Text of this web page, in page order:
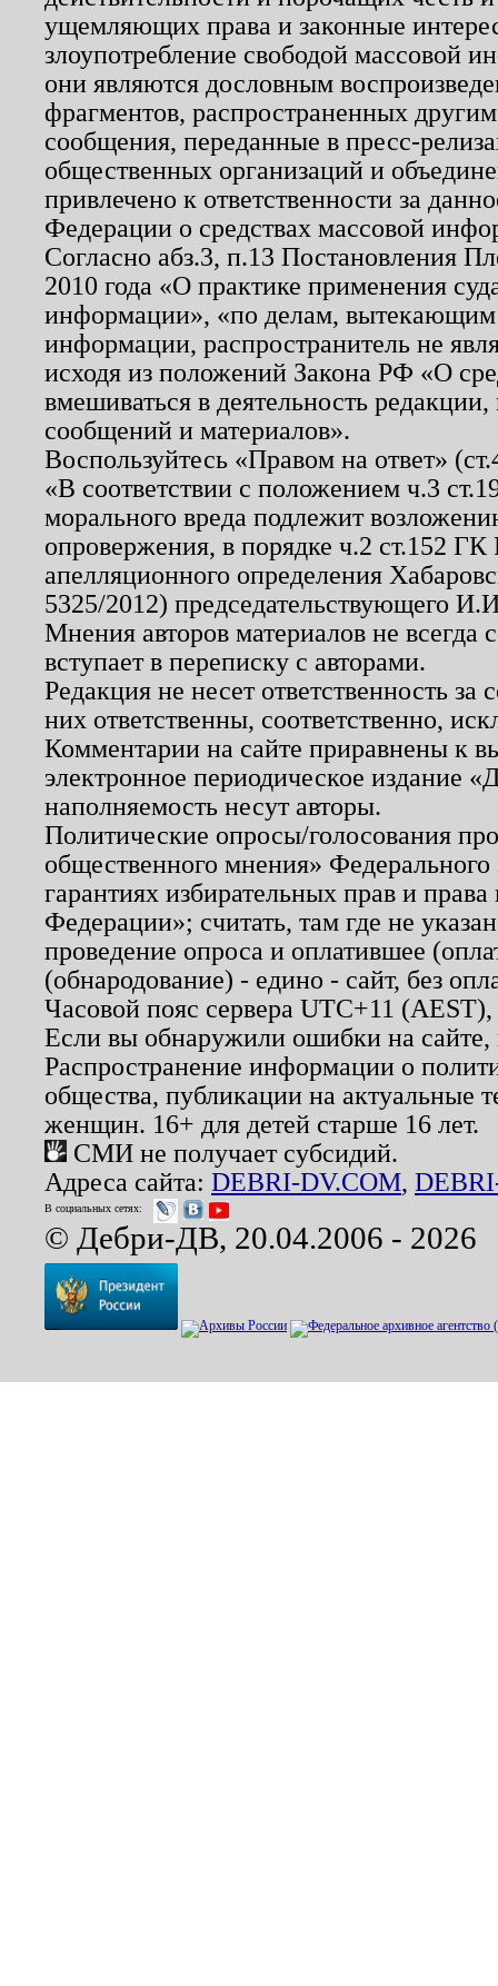
ущемляющих права и законные
злоупотребление свободой массовой
они являются дословным
фрагментов, распространенных
сообщения, переданные в пресс-
общественных организаций и
привлечено к ответственности за
Федерации о средствах массовой
Согласно абз.3, п.13 Постановления
2010 года «О практике применения
информации», «по делам, вытекающим
информации, распространитель не
исходя из положений Закона РФ «О
вмешиваться в деятельность
сообщений и материалов».
Воспользуйтесь «Правом на ответ»
«В соответствии с положением ч.3
морального вреда подлежит
опровержения, в порядке ч.2 ст.152
апелляционного определения
5325/2012) председательствующего
Мнения авторов материалов не
вступает в переписку с авторами.
Редакция не несет ответственность
них ответственны, соответственно,
Комментарии на сайте приравнены к
электронное периодическое издание
наполняемость несут авторы.
Политические опросы/голосования
общественного мнения»
гарантиях избирательных прав и
Федерации»; считать, там где не
проведение опроса и оплатившее
(обнародование) - едино - сайт, без
Часовой пояс сервера UTC+11
Если вы обнаружили ошибки на
Распространение информации о
общества, публикации на актуальные
женщин. 16+ для детей старше 16 лет.
СМИ не получает субсидий.
Адреса сайта: DEBRI-DV.COM,
В социальных сетях:
© Дебри-ДВ, 20.04.2006 - 2026